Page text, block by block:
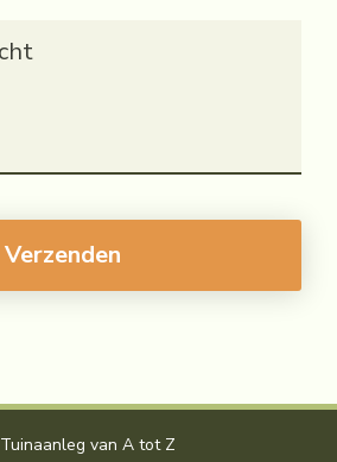
Tuinaanleg van A tot Z